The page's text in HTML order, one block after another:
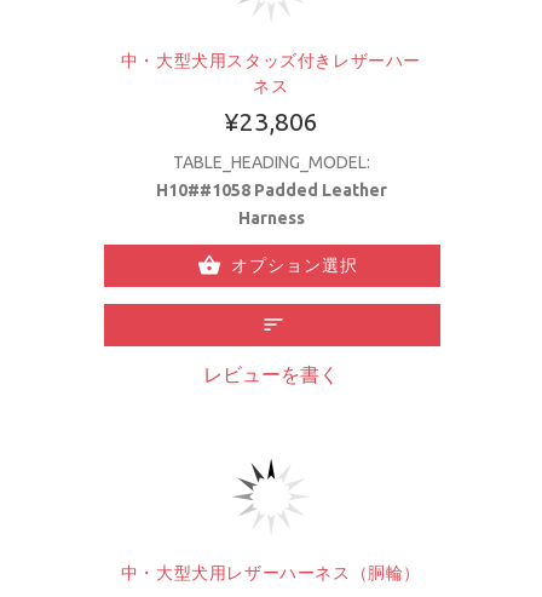
中・大型犬用スタッズ付きレザーハー
ネス
¥23,806
TABLE_HEADING_MODEL:
H10##1058 Padded Leather
Harness
オプション選択
レビューを書く
中・大型犬用レザーハーネス（胴輪）